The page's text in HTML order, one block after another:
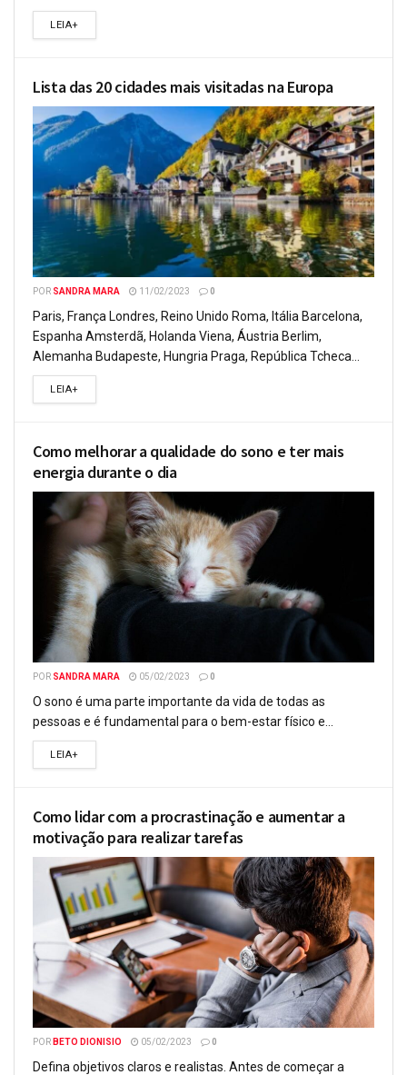
LEIA+
Lista das 20 cidades mais visitadas na Europa
POR SANDRA MARA 11/02/2023 0
Paris, França Londres, Reino Unido Roma, Itália Barcelona,
Espanha Amsterdã, Holanda Viena, Áustria Berlim,
Alemanha Budapeste, Hungria Praga, República Tcheca...
LEIA+
Como melhorar a qualidade do sono e ter mais
energia durante o dia
POR SANDRA MARA 05/02/2023 0
O sono é uma parte importante da vida de todas as
pessoas e é fundamental para o bem-estar físico e...
LEIA+
Como lidar com a procrastinação e aumentar a
motivação para realizar tarefas
POR BETO DIONISIO 05/02/2023 0
Defina objetivos claros e realistas. Antes de começar a